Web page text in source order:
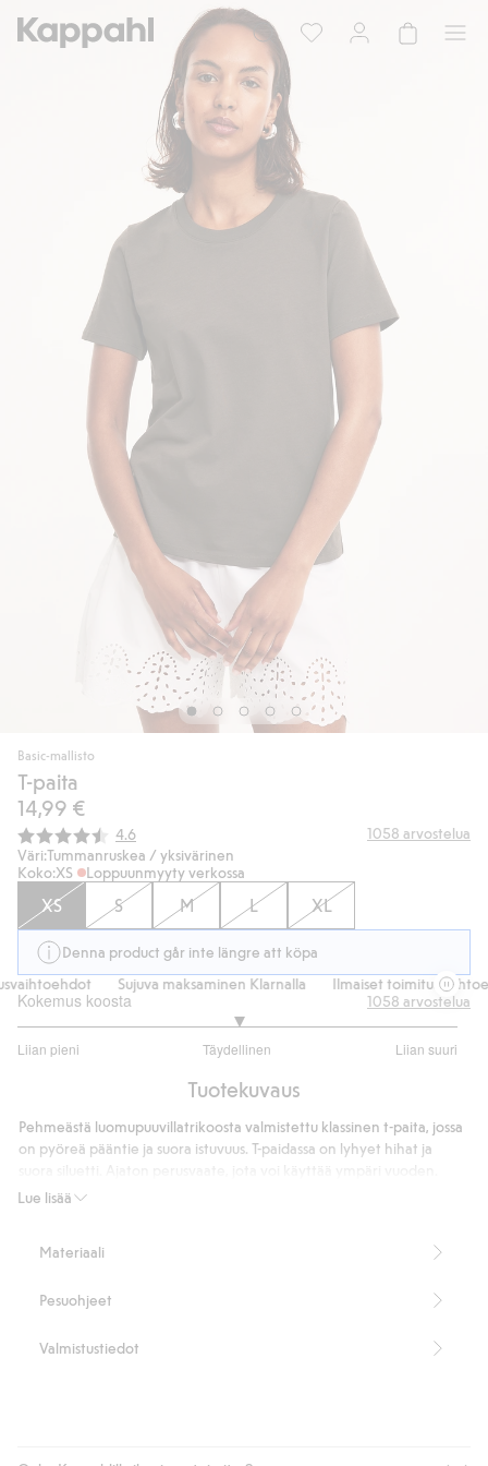
Basic-mallisto
T-paita
14,99 €
Keskimääräinen luokitus:
4.6 1058 arvostelua
Väri:Tummanruskea / yksivärinen
Koko:XS Loppuunmyyty verkossa
XS S M L XL
Denna product går inte längre att köpa
Sujuva maksaminen Klarnalla Ilmaiset
Kokemus koosta
Liian pieni Täydellinen Liian suuri
/
ääneen
1058 arvostelua
Tuotekuvaus
Lue lisää
Pehmeästä luomupuuvillatrikoosta valmistettu klassinen t-paita, jossa
on pyöreä pääntie ja suora istuvuus. T-paidassa on lyhyet hihat ja
Suora istuvuus
Midweight 180 gsm
Sisältää 100 % muuntopuuvillaa
Luomupuuvilla – GOTS
Materiaali
Pesuohjeet
Valmistustiedot